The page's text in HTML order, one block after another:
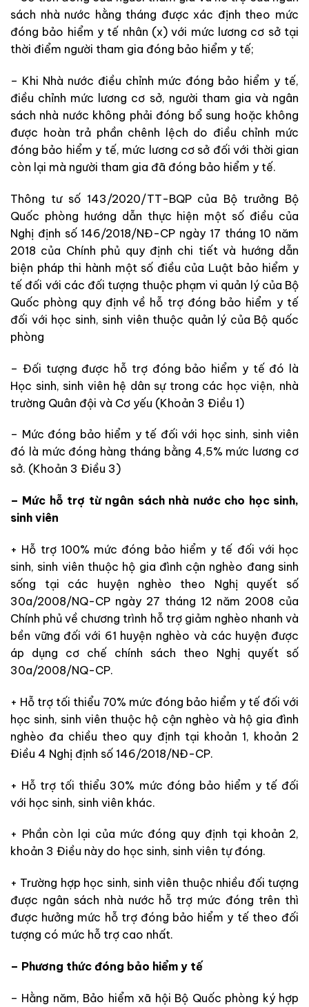
sách nhà nước hằng tháng được xác định theo mức
đóng bảo hiểm y tế nhân (x) với mức lương cơ sở tại
thời điểm người tham gia đóng bảo hiểm y tế;
– Khi Nhà nước điều chỉnh mức đóng bảo hiểm y tế,
điều chỉnh mức lương cơ sở, người tham gia và ngân
sách nhà nước không phải đóng bổ sung hoặc không
được hoàn trả phần chênh lệch do điều chỉnh mức
đóng bảo hiểm y tế, mức lương cơ sở đối với thời gian
còn lại mà người tham gia đã đóng bảo hiểm y tế.
Thông tư số 143/2020/TT-BQP của Bộ trưởng Bộ
Quốc phòng hướng dẫn thực hiện một số điều của
Nghị định số 146/2018/NĐ-CP ngày 17 tháng 10 năm
2018 của Chính phủ quy định chi tiết và hướng dẫn
biện pháp thi hành một số điều của Luật bảo hiểm y
tế đối với các đối tượng thuộc phạm vi quản lý của Bộ
Quốc phòng quy định về hỗ trợ đóng bảo hiểm y tế
đối với học sinh, sinh viên thuộc quản lý của Bộ quốc
phòng
– Đối tượng được hỗ trợ đóng bảo hiểm y tế đó là
Học sinh, sinh viên hệ dân sự trong các học viện, nhà
trường Quân đội và Cơ yếu (Khoản 3 Điều 1)
– Mức đóng bảo hiểm y tế đối với học sinh, sinh viên
đó là mức đóng hàng tháng bằng 4,5% mức lương cơ
sở. (Khoản 3 Điều 3)
– Mức hỗ trợ từ ngân sách nhà nước cho học sinh,
sinh viên
+ Hỗ trợ 100% mức đóng bảo hiểm y tế đối với học
sinh, sinh viên thuộc hộ gia đình cận nghèo đang sinh
sống tại các huyện nghèo theo Nghị quyết số
30a/2008/NQ-CP ngày 27 tháng 12 năm 2008 của
Chính phủ về chương trình hỗ trợ giảm nghèo nhanh và
bền vững đối với 61 huyện nghèo và các huyện được
áp dụng cơ chế chính sách theo Nghị quyết số
30a/2008/NQ-CP.
+ Hỗ trợ tối thiểu 70% mức đóng bảo hiểm y tế đối với
học sinh, sinh viên thuộc hộ cận nghèo và hộ gia đình
nghèo đa chiều theo quy định tại khoản 1, khoản 2
Điều 4 Nghị định số 146/2018/NĐ-CP.
+ Hỗ trợ tối thiểu 30% mức đóng bảo hiểm y tế đối
với học sinh, sinh viên khác.
+ Phần còn lại của mức đóng quy định tại khoản 2,
khoản 3 Điều này do học sinh, sinh viên tự đóng.
+ Trường hợp học sinh, sinh viên thuộc nhiều đối tượng
được ngân sách nhà nước hỗ trợ mức đóng trên thì
được hưởng mức hỗ trợ đóng bảo hiểm y tế theo đối
tượng có mức hỗ trợ cao nhất.
– Phương thức đóng bảo hiểm y tế
– Hằng năm, Bảo hiểm xã hội Bộ Quốc phòng ký hợp